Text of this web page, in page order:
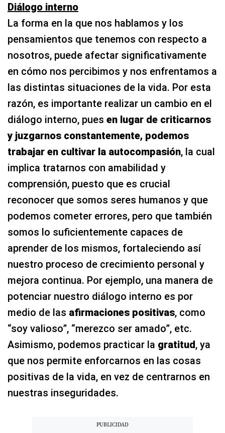
Diálogo interno
La forma en la que nos hablamos y los
pensamientos que tenemos con respecto a
nosotros, puede afectar significativamente
en cómo nos percibimos y nos enfrentamos a
las distintas situaciones de la vida. Por esta
razón, es importante realizar un cambio en el
diálogo interno, pues en lugar de criticarnos
y juzgarnos constantemente, podemos
trabajar en cultivar la autocompasión, la cual
implica tratarnos con amabilidad y
comprensión, puesto que es crucial
reconocer que somos seres humanos y que
podemos cometer errores, pero que también
somos lo suficientemente capaces de
aprender de los mismos, fortaleciendo así
nuestro proceso de crecimiento personal y
mejora continua. Por ejemplo, una manera de
potenciar nuestro diálogo interno es por
medio de las afirmaciones positivas, como
“soy valioso”, “merezco ser amado”, etc.
Asimismo, podemos practicar la gratitud, ya
que nos permite enforcarnos en las cosas
positivas de la vida, en vez de centrarnos en
nuestras inseguridades.